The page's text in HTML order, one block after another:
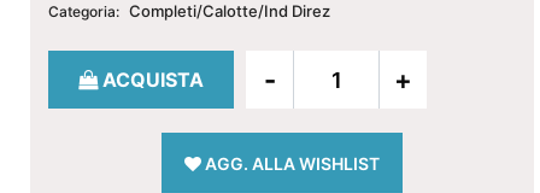
Categoria: Completi/Calotte/Ind Direz
Quantità
ACQUISTA
AGG. ALLA WISHLIST